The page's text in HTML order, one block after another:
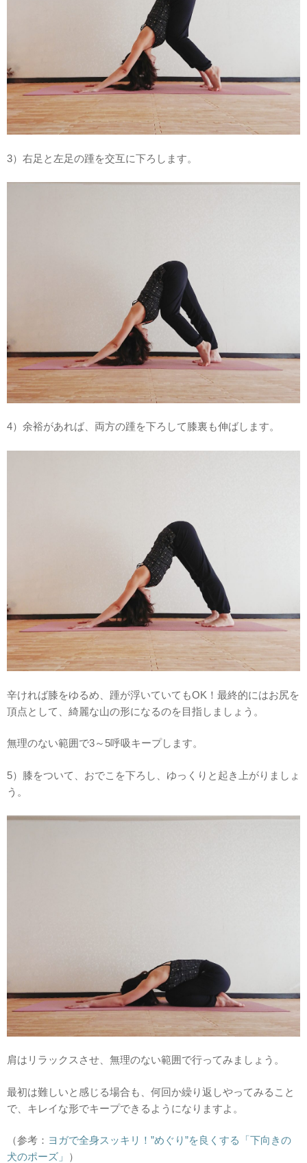
3）右足と左足の踵を交互に下ろします。
4）余裕があれば、両方の踵を下ろして膝裏も伸ばします。
辛ければ膝をゆるめ、踵が浮いていてもOK！最終的にはお尻を
頂点として、綺麗な山の形になるのを目指しましょう。
無理のない範囲で3～5呼吸キープします。
5）膝をついて、おでこを下ろし、ゆっくりと起き上がりましょ
う。
肩はリラックスさせ、無理のない範囲で行ってみましょう。
最初は難しいと感じる場合も、何回か繰り返しやってみること
で、キレイな形でキープできるようになりますよ。
（参考： ヨガで全身スッキリ！”めぐり”を良くする「下向きの
犬のポーズ」
）